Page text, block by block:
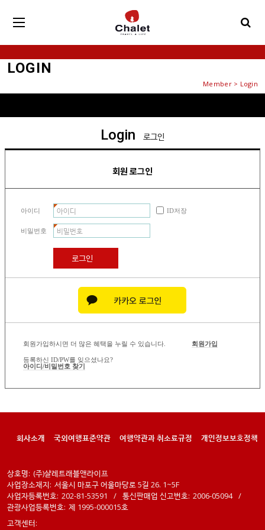
LOGIN
Member > Login
Login 로그인
회원 로그인
아이디 ID저장
비밀번호
로그인
회원가입하시면 더 많은 혜택을 누릴 수 있습니다. 회원가입
등록하신 ID/PW를 잊으셨나요?
아이디/비밀번호 찾기
회사소개 국외여행표준약관 여행약관과 취소료규정 개인정보보호정책
상호명: (주)샬레트래블앤라이프
사업장소재지: 서울시 마포구 어울마당로 5길 26. 1~5F
사업자등록번호: 202-81-53591 / 통신판매업 신고번호: 2006-05094 /
관광사업등록번호: 제 1995-000015호
고객센터: